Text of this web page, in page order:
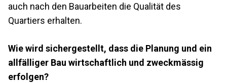
auch nach den Bauarbeiten die Qualität des
Quartiers erhalten.
Wie wird sichergestellt, dass die Planung und ein
allfälliger Bau wirtschaftlich und zweckmässig
erfolgen?